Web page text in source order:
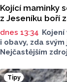
Kojící maminky
z Jeseníku boří
dnes 13:34
i obavy, zda
Nejčastějším
se nadýmavým
Tipy